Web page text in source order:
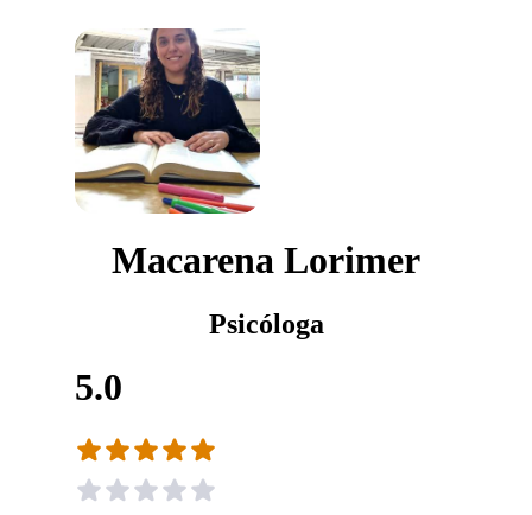
Macarena Lorimer
Psicóloga
5.0